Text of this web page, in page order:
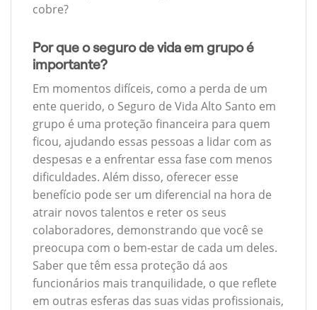
cobre?
Por que o seguro de vida em grupo é
importante?
Em momentos difíceis, como a perda de um
ente querido, o Seguro de Vida Alto Santo em
grupo é uma proteção financeira para quem
ficou, ajudando essas pessoas a lidar com as
despesas e a enfrentar essa fase com menos
dificuldades. Além disso, oferecer esse
benefício pode ser um diferencial na hora de
atrair novos talentos e reter os seus
colaboradores, demonstrando que você se
preocupa com o bem-estar de cada um deles.
Saber que têm essa proteção dá aos
funcionários mais tranquilidade, o que reflete
em outras esferas das suas vidas profissionais,